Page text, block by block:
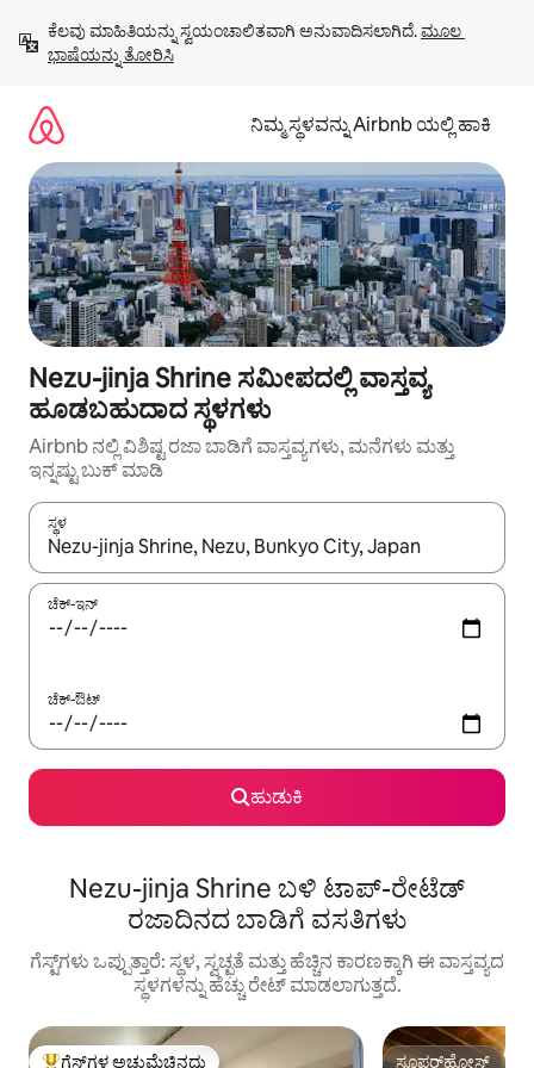
ಹೋಗಿ
ಕೆಲವು ಮಾಹಿತಿಯನ್ನು ಸ್ವಯಂಚಾಲಿತವಾಗಿ ಅನುವಾದಿಸಲಾಗಿದೆ. ಮೂಲ
ಭಾಷೆಯನ್ನು ತೋರಿಸಿ
ನಿಮ್ಮ ಸ್ಥಳವನ್ನು Airbnb ಯಲ್ಲಿ ಹಾಕಿ
Nezu-jinja Shrine ಸಮೀಪದಲ್ಲಿ ವಾಸ್ತವ್ಯ
ಹೂಡಬಹುದಾದ ಸ್ಥಳಗಳು
Airbnb ನಲ್ಲಿ ವಿಶಿಷ್ಟ ರಜಾ ಬಾಡಿಗೆ ವಾಸ್ತವ್ಯಗಳು, ಮನೆಗಳು ಮತ್ತು
ಇನ್ನಷ್ಟು ಬುಕ್ ಮಾಡಿ
ಸ್ಥಳ
ಫಲಿತಾಂಶಗಳು ಲಭ್ಯವಿರುವಾಗ, ಅಪ್ ಮತ್ತು ಡೌನ್ ಬಾಣದ ಕೀಲಿಗಳೊಂದಿಗೆ
ಚೆಕ್-ಇನ್
ಚೆಕ್-ಔಟ್
ಹುಡುಕಿ
Nezu-jinja Shrine ಬಳಿ ಟಾಪ್-ರೇಟೆಡ್
ರಜಾದಿನದ ಬಾಡಿಗೆ ವಸತಿಗಳು
ಗೆಸ್ಟ್‌ಗಳು ಒಪ್ಪುತ್ತಾರೆ: ಸ್ಥಳ, ಸ್ವಚ್ಛತೆ ಮತ್ತು ಹೆಚ್ಚಿನ ಕಾರಣಕ್ಕಾಗಿ ಈ ವಾಸ್ತವ್ಯದ
ಸ್ಥಳಗಳನ್ನು ಹೆಚ್ಚು ರೇಟ್ ಮಾಡಲಾಗುತ್ತದೆ.
ಗೆಸ್ಟ್‌ಗಳ ಅಚ್ಚುಮೆಚ್ಚಿನದು ಸೂಪರ್‌ಹೋಸ್ಟ್